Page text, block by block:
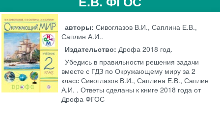
авторы:Сивоглазов В.И., Саплина Е.В.,
Саплин А.И..
Издательство:Дрофа 2018 год.
Убедись в правильности решения задачи
вместе с ГДЗ по Окружающему миру за 2
класс Сивоглазов В.И., Саплина Е.В., Саплин
А.И. . Ответы сделаны к книге 2018 года от
Дрофа ФГОС